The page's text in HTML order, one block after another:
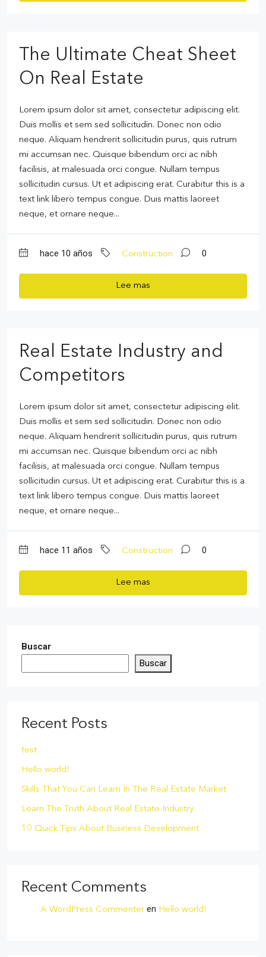
The Ultimate Cheat Sheet
On Real Estate
Lorem ipsum dolor sit amet, consectetur adipiscing elit.
Duis mollis et sem sed sollicitudin. Donec non odio
neque. Aliquam hendrerit sollicitudin purus, quis rutrum
mi accumsan nec. Quisque bibendum orci ac nibh
facilisis, at malesuada orci congue. Nullam tempus
sollicitudin cursus. Ut et adipiscing erat. Curabitur this is a
text link libero tempus congue. Duis mattis laoreet
neque, et ornare neque...
hace 10 años Construction 0
Lee mas
Real Estate Industry and
Competitors
Lorem ipsum dolor sit amet, consectetur adipiscing elit.
Duis mollis et sem sed sollicitudin. Donec non odio
neque. Aliquam hendrerit sollicitudin purus, quis rutrum
mi accumsan nec. Quisque bibendum orci ac nibh
facilisis, at malesuada orci congue. Nullam tempus
sollicitudin cursus. Ut et adipiscing erat. Curabitur this is a
text link libero tempus congue. Duis mattis laoreet
neque, et ornare neque...
hace 11 años Construction 0
Lee mas
Buscar
Buscar
Recent Posts
test
Hello world!
Skills That You Can Learn In The Real Estate Market
Learn The Truth About Real Estate Industry
10 Quick Tips About Business Development
Recent Comments
A WordPress Commenter en Hello world!